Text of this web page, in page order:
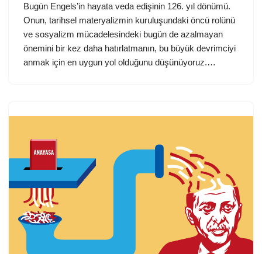
Bugün Engels’in hayata veda edişinin 126. yıl dönümü.
Onun, tarihsel materyalizmin kuruluşundaki öncü rolünü
ve sosyalizm mücadelesindeki bugün de azalmayan
önemini bir kez daha hatırlatmanın, bu büyük devrimciyi
anmak için en uygun yol olduğunu düşünüyoruz.…